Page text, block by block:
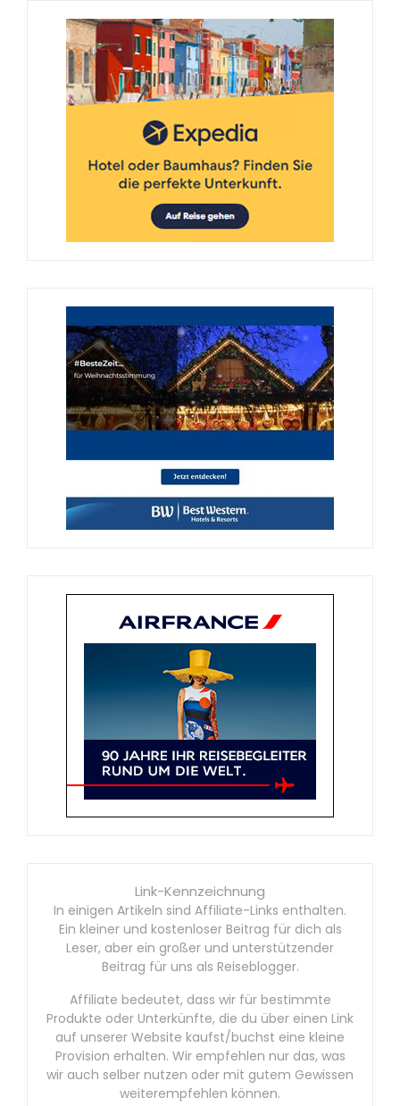
Link-Kennzeichnung
In einigen Artikeln sind Affiliate-Links enthalten.
Ein kleiner und kostenloser Beitrag für dich als
Leser, aber ein großer und unterstützender
Beitrag für uns als Reiseblogger.
Affiliate bedeutet, dass wir für bestimmte
Produkte oder Unterkünfte, die du über einen Link
auf unserer Website kaufst/buchst eine kleine
Provision erhalten. Wir empfehlen nur das, was
wir auch selber nutzen oder mit gutem Gewissen
weiterempfehlen können.